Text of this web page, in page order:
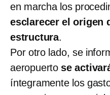
en marcha los
esclarecer el origen
estructura.
Por otro lado, se
aeropuerto se
íntegramente los